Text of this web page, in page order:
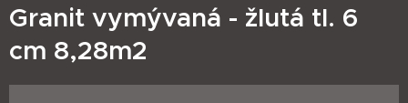
Granit vymývaná - žlutá tl. 6
cm 8,28m2